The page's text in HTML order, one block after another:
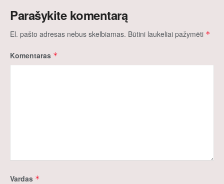
Parašykite komentarą
El. pašto adresas nebus skelbiamas. Būtini laukeliai pažymėti *
Komentaras *
Vardas *